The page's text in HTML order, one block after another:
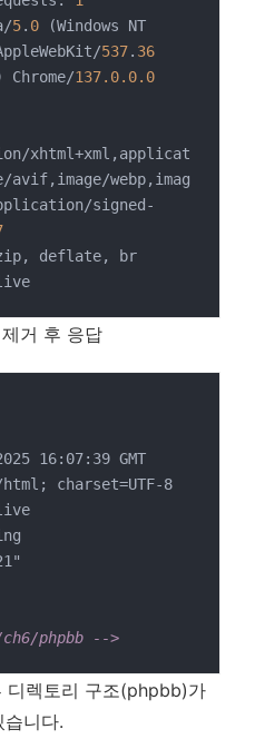
5. 0
537. 36
Chrome/137.0.0.0
xhtml+xml,applicat
avif,image/webp,imag
signed-
거 후 응답
phpbb -->
디렉토리 구조(phpbb)가
니다.